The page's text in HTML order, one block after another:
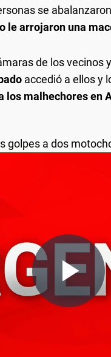
se
le arrojaron una
de los vecinos
accedió a ellos y
los malhechores en
golpes a dos